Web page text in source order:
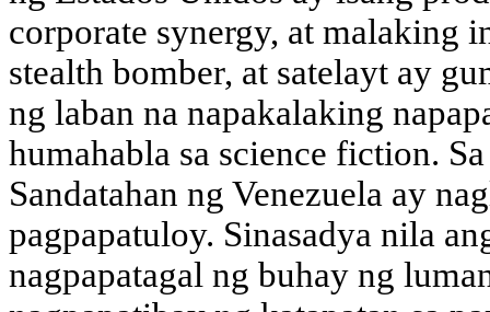
corporate synergy, at malaking
stealth bomber, at satelayt ay
ng laban na napakalaking
humahabla sa science fiction.
Sandatahan ng Venezuela ay
pagpapatuloy. Sinasadya nila
nagpapatagal ng buhay ng